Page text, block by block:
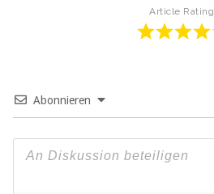
Article Rating
Abonnieren